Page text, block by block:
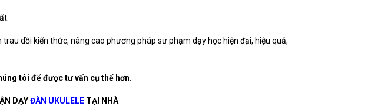
trau dồi kiến thức, nâng cao phương pháp sư phạm dạy học hiện đại, hiệu quả,
tôi để được tư vấn cụ thể hơn.
DẠYĐÀN UKULELETẠI NHÀ